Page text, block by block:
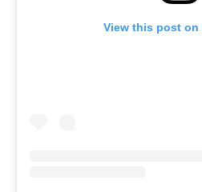
View this post on